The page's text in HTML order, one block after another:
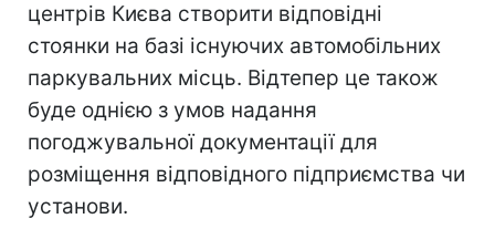
центрів Києва створити відповідні
стоянки на базі існуючих автомобільних
паркувальних місць. Відтепер це також
буде однією з умов надання
погоджувальної документації для
розміщення відповідного підприємства чи
установи.